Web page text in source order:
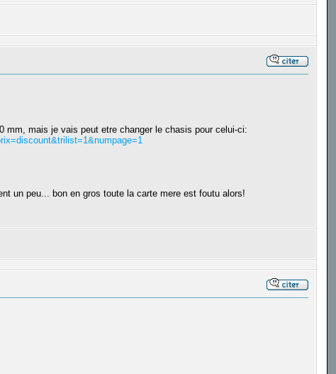
mm, mais je vais peut etre changer le chasis pour celui-ci:
un peu... bon en gros toute la carte mere est foutu alors!